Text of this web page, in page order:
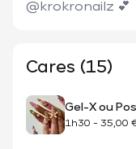
@krokronailz 💕
Cares (15)
Gel-X ou
1h30 - 35,00